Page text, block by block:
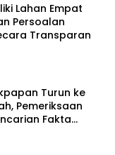
Lahan Empat
Persoalan
Transparan
Turun ke
Pemeriksaan
Fakta